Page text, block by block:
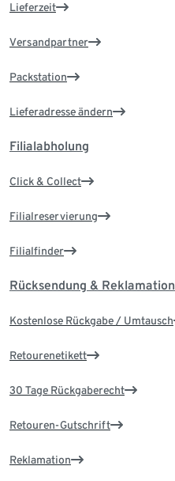
Lieferzeit
Versandpartner
Packstation
Lieferadresse ändern
Filialabholung
Click & Collect
Filialreservierung
Filialfinder
Rücksendung & Reklamation
Kostenlose Rückgabe / Umtausch
Retourenetikett
30 Tage Rückgaberecht
Retouren-Gutschrift
Reklamation